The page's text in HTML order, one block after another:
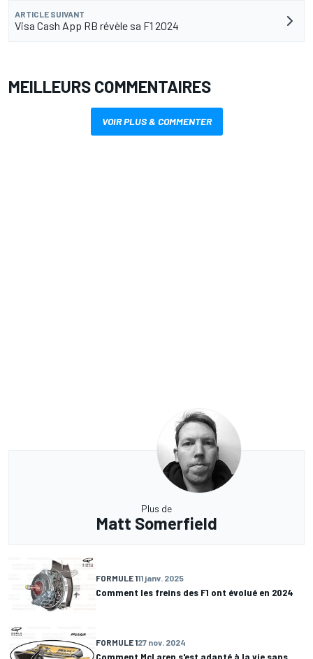
ARTICLE SUIVANT
Visa Cash App RB révèle sa F1 2024
MEILLEURS COMMENTAIRES
VOIR PLUS & COMMENTER
Plus de
Matt Somerfield
FORMULE 111 janv. 2025
Comment les freins des F1 ont évolué en 2024
FORMULE 127 nov. 2024
Comment McLaren s'est adapté à la vie sans